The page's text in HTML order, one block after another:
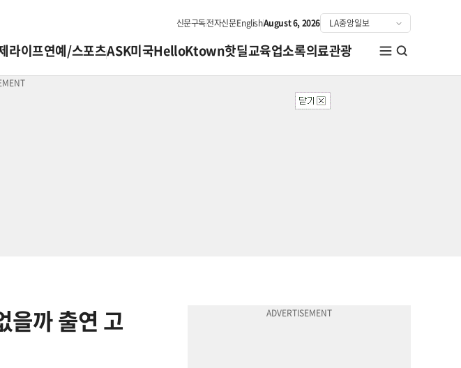
신문구독전자신문EnglishAugust 6, 2026
라이프연예/스포츠ASK미국HelloKtown핫딜교육업소록의료관광
을까 출연 고